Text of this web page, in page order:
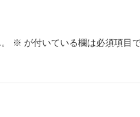
※ が付いている欄は必須項目